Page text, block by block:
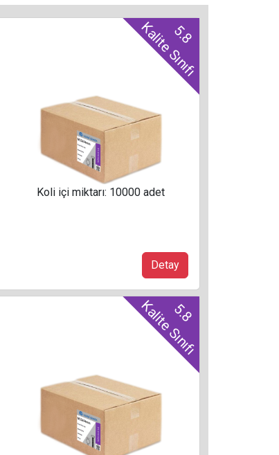
5.8
Kalite Sınıfı
Detay
Koli içi miktarı: 10000 adet
5.8
Kalite Sınıfı